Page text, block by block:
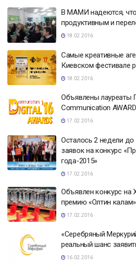
В МАМИ надеются, что
продуктивным и
18.02.2016
Самые креативные
Киевском фестивале
18.02.2016
Объявлены лауреаты
Communication
17.02.2016
Осталось 2 недели
заявок на конкурс
года-2015»
17.02.2016
Объявлен конкурс на
премию «Олтин калам»
17.02.2016
«Серебряный
реальный шанс
16.02.2016